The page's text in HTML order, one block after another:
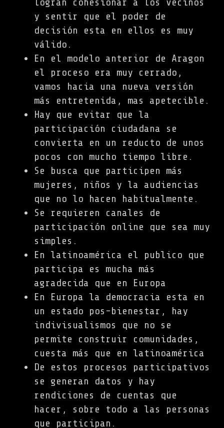
y sentir que el poder de
decisión esta en ellos es muy
válido.
En el modelo anterior de Aragon
el proceso era muy cerrado,
vamos hacia una nueva versión
más entretenida, mas apetecible.
Hay que evitar que la
participación ciudadana se
convierta en un reducto de unos
pocos con mucho tiempo libre.
Se busca que participen más
mujeres, niños y la audiencias
que no lo hacen habitualmente.
Se requieren canales de
participación online que sea muy
simples.
En latinoamérica el publico que
participa es mucha más
agradecida que en Europa
En Europa la democracia esta en
un estado pos-bienestar, hay
indivisualismos que no se
permite construir comunidades,
cuesta más que en latinoamérica
De estos procesos participativos
se generan datos y hay
rendiciones de cuentas que
hacer, sobre todo a las personas
que participan.